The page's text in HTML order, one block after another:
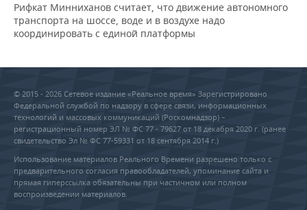
Рифкат Минниханов считает, что движение автономного
транспорта на шоссе, воде и в воздухе надо
координировать с единой платформы
© 2015 - 2026 Сетевое издание «Реальное время» Зарегистрировано
Федеральной службой по надзору в сфере связи, информационных
технологий и массовых коммуникаций (Роскомнадзор) –
регистрационный номер ЭЛ № ФС 77 - 79627 от 18 декабря 2020 г. (ранее
свидетельство Эл № ФС 77-59331 от 18 сентября 2014 г.)
Использование материалов Реального Времени разрешено только с
предварительного согласия правообладателей, упоминание сайта и
прямая гиперссылка обязательны при частичном или полном
воспроизведении материалов.